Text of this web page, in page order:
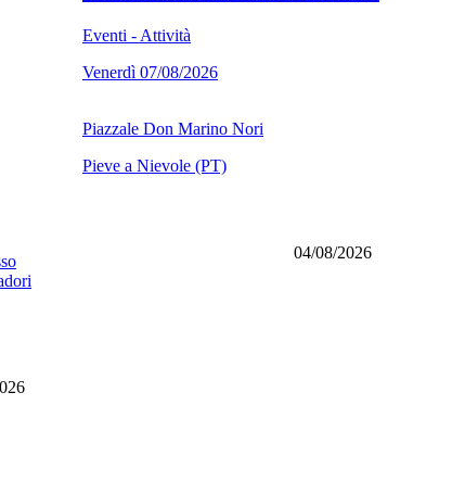
Eventi - Attività
Venerdì 07/08/2026
Piazzale Don Marino Nori
Pieve a Nievole (PT)
04/08/2026